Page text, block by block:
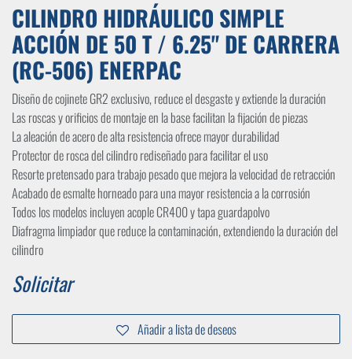
CILINDRO HIDRÁULICO SIMPLE
ACCIÓN DE 50 T / 6.25" DE CARRERA
(RC-506) ENERPAC
Diseño de cojinete GR2 exclusivo, reduce el desgaste y extiende la duración
Las roscas y orificios de montaje en la base facilitan la fijación de piezas
La aleación de acero de alta resistencia ofrece mayor durabilidad
Protector de rosca del cilindro rediseñado para facilitar el uso
Resorte pretensado para trabajo pesado que mejora la velocidad de retracción
Acabado de esmalte horneado para una mayor resistencia a la corrosión
Todos los modelos incluyen acople CR400 y tapa guardapolvo
Diafragma limpiador que reduce la contaminación, extendiendo la duración del
cilindro
Solicitar
Añadir a lista de deseos